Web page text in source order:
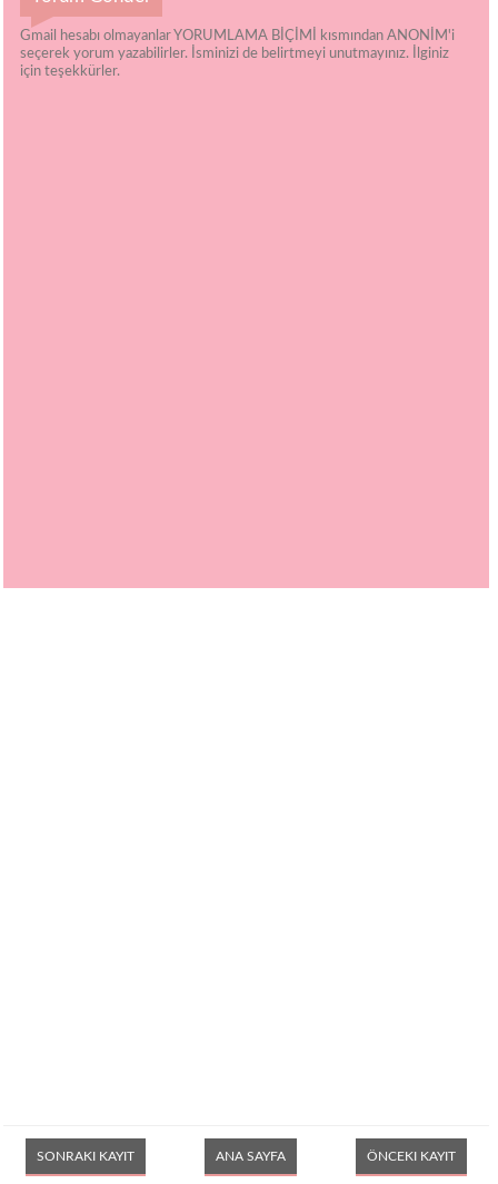
Gmail hesabı olmayanlar YORUMLAMA BİÇİMİ kısmından ANONİM'i
seçerek yorum yazabilirler. İsminizi de belirtmeyi unutmayınız. İlginiz
için teşekkürler.
SONRAKI KAYIT ÖNCEKI KAYIT
ANA SAYFA